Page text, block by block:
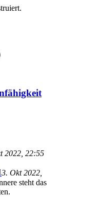
2022, 22:55
3. Okt 2022,
steht das